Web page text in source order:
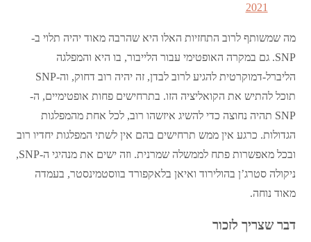
2021
מה שמשותף לרוב התחזיות האלו היא שהרבה מאוד יהיה תלוי ב-
SNP. גם במקרה האופטימי עבור הלייבור, בו היא והמפלגה
הליברל-דמוקרטית להגיע לרוב לבדן, זה יהיה רוב דחוק, וה-SNP
תוכל להתיש את הקואליציה הזו. בתרחישים פחות אופטימיים, ה-
SNP תהיה נחוצה כדי להשיג איזשהו רוב, לכל אחת מהמפלגות
הגדולות. כרגע אין ממש תרחישים בהם אין לשתי המפלגות יחדיו רוב
ובכל מאפשרות פתח לממשלה שמרנית. וזה ישים את מנהיגי ה-SNP,
ניקולה סטרג’ן בהולירוד ואיאן בלאקפורד בווסטמינסטר, בעמדה
מאוד נוחה.
דבר שצריך לזכור